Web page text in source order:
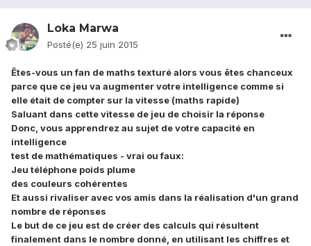
Loka Marwa
Posté(e) 25 juin 2015
Êtes-vous un fan de maths texturé alors vous êtes chanceux
parce que ce jeu va augmenter votre intelligence comme si
elle était de compter sur la vitesse (maths rapide)
Saluant dans cette vitesse de jeu de choisir la réponse
Donc, vous apprendrez au sujet de votre capacité en
intelligence
test de mathématiques - vrai ou faux:
Jeu téléphone poids plume
des couleurs cohérentes
Et aussi rivaliser avec vos amis dans la réalisation d'un grand
nombre de réponses
Le but de ce jeu est de créer des calculs qui résultent
finalement dans le nombre donné, en utilisant les chiffres et